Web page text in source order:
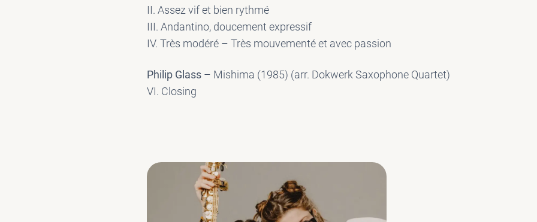
II. Assez vif et bien rythmé
III. Andantino, doucement expressif
IV. Très modéré – Très mouvementé et avec passion
Philip Glass – Mishima (1985) (arr. Dokwerk Saxophone Quartet)
VI. Closing